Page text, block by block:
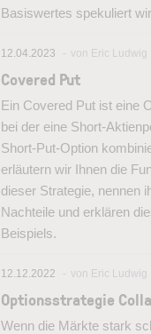
Basiswertes spekuliert
12.04.2023 von Eric Ludwig
Covered Put
Ein Covered Put ist eine
bei der eine Short-
Short-Put-Option
erläutern wir Ihnen die
dieser Strategie, nennen
Nachteile und erklären
Beispiels.
12.12.2022 von Eric Ludwig
Optionsstrategie
Wenn die Märkte stark